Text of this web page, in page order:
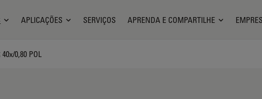
APLICAÇÕES SERVIÇOS APRENDA E COMPARTILHE
0,80 POL